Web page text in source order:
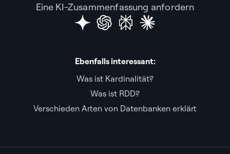
Eine KI-Zusammenfassung anfordern
Ebenfalls interessant:
Was ist Kardinalität?
Was ist RDD?
Verschieden Arten von Datenbanken erklärt